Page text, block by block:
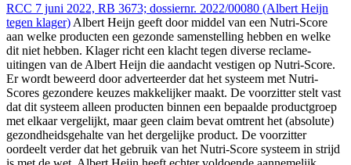
RCC 7 juni 2022, RB 3673; dossiernr. 2022/00080 (Albert Heijn
tegen klager) Albert Heijn geeft door middel van een Nutri-Score
aan welke producten een gezonde samenstelling hebben en welke
dit niet hebben. Klager richt een klacht tegen diverse reclame-
uitingen van de Albert Heijn die aandacht vestigen op Nutri-Score.
Er wordt beweerd door adverteerder dat het systeem met Nutri-
Scores gezondere keuzes makkelijker maakt. De voorzitter stelt vast
dat dit systeem alleen producten binnen een bepaalde productgroep
met elkaar vergelijkt, maar geen claim bevat omtrent het (absolute)
gezondheidsgehalte van het dergelijke product. De voorzitter
oordeelt verder dat het gebruik van het Nutri-Score systeem in strijd